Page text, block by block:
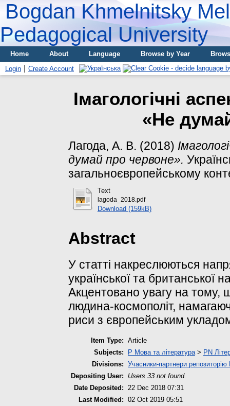
Bogdan Khmelnitsky
Pedagogical University
Home About Language Browse by Year
Login
Create Account
Імагологічні
«Не
Лагода, А. В. (2018)
думай про червоне».
загальноєвропейському
Text
lagoda_2018.pdf
Download (159kB)
Abstract
У статті накреслюються
української та британської
Акцентовано увагу на тому,
людина-космополіт,
риси з європейським
Item Type: Article
Subjects:
P Мова та література> PN
Divisions: Учасники-партнери
Depositing User:
Users 33 not found.
Date Deposited: 22 Dec 2018 07:31
Last Modified: 02 Oct 2019 05:51